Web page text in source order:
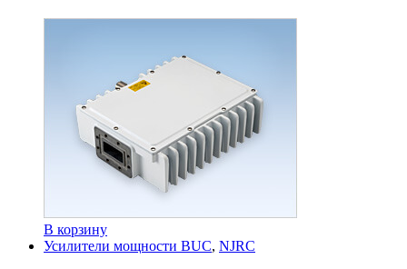
В корзину
Усилители мощности BUC, NJRC